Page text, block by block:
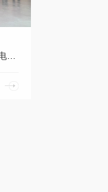
山西怀仁100兆瓦光伏发电项目首批并网发电 | 乐鱼体育官网app下载